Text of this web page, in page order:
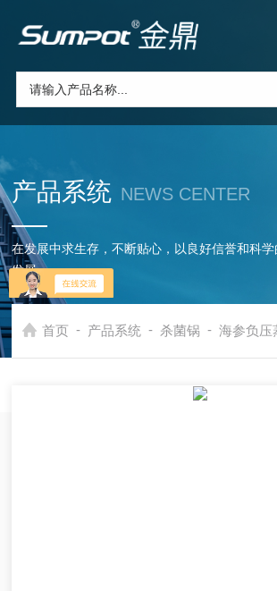
产品系统 NEWS CENTER
在发展中求生存，不断贴心，以良好信誉和科
发展
首页 - 产品系统 - 杀菌锅 - 海参负压